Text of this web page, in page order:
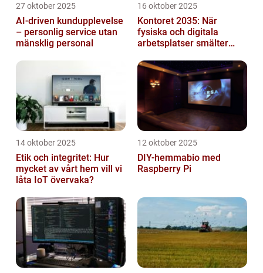
27 oktober 2025
AI-driven kundupplevelse
– personlig service utan
mänsklig personal
16 oktober 2025
Kontoret 2035: När
fysiska och digitala
arbetsplatser smälter
14 oktober 2025
Etik och integritet: Hur
mycket av vårt hem vill vi
låta IoT övervaka?
12 oktober 2025
DIY-hemmabio med
Raspberry Pi